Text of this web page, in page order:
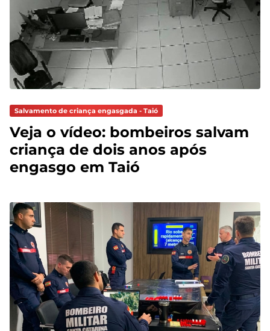
Salvamento de criança engasgada - Taió
Veja o vídeo: bombeiros salvam
criança de dois anos após
engasgo em Taió